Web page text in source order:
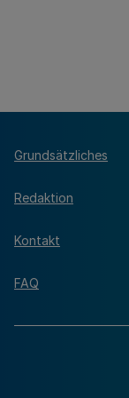
Grundsätzliches
Redaktion
Kontakt
FAQ